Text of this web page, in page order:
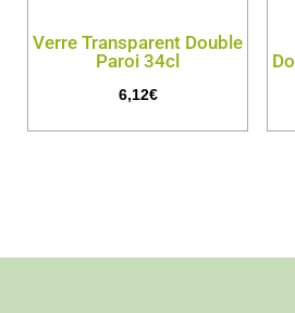
Verre Transparent Double
Paroi 34cl
6,12€